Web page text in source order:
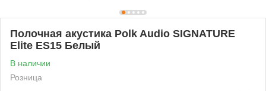
Полочная акустика Polk Audio SIGNATURE
Elite ES15 Белый
В наличии
Розница